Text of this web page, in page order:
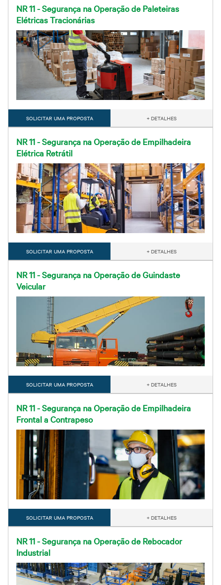
NR 11 - Segurança na Operação de Paleteiras
Elétricas Tracionárias
SOLICITAR UMA PROPOSTA + DETALHES
NR 11 - Segurança na Operação de Empilhadeira
Elétrica Retrátil
SOLICITAR UMA PROPOSTA + DETALHES
NR 11 - Segurança na Operação de Guindaste
Veicular
SOLICITAR UMA PROPOSTA + DETALHES
NR 11 - Segurança na Operação de Empilhadeira
Frontal a Contrapeso
SOLICITAR UMA PROPOSTA + DETALHES
NR 11 - Segurança na Operação de Rebocador
Industrial